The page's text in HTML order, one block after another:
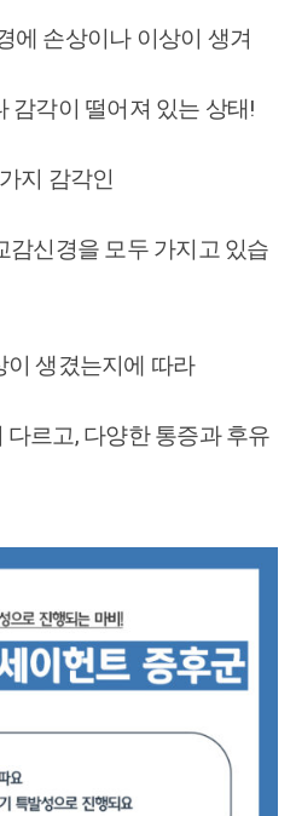
에 손상이나 이상이 생겨
감각이 떨어져 있는 상태!
지 감각인
감신경을 모두 가지고 있습
이 생겼는지에 따라
르고, 다양한 통증과 후유